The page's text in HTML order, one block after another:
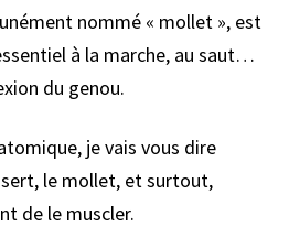
nommé « mollet », est
à la marche, au saut…
du genou.
je vais vous dire
le mollet, et surtout,
de le muscler.